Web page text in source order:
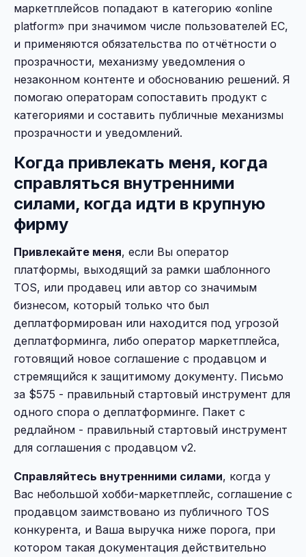
маркетплейсов попадают в категорию «online
platform» при значимом числе пользователей ЕС,
и применяются обязательства по отчётности о
прозрачности, механизму уведомления о
незаконном контенте и обоснованию решений. Я
помогаю операторам сопоставить продукт с
категориями и составить публичные механизмы
прозрачности и уведомлений.
Когда привлекать меня, когда
справляться внутренними
силами, когда идти в крупную
фирму
Привлекайте меня, если Вы оператор
платформы, выходящий за рамки шаблонного
TOS, или продавец или автор со значимым
бизнесом, который только что был
деплатформирован или находится под угрозой
деплатформинга, либо оператор маркетплейса,
готовящий новое соглашение с продавцом и
стремящийся к защитимому документу. Письмо
за $575 - правильный стартовый инструмент для
одного спора о деплатформинге. Пакет с
редлайном - правильный стартовый инструмент
для соглашения с продавцом v2.
Справляйтесь внутренними силами, когда у
Вас небольшой хобби-маркетплейс, соглашение с
продавцом заимствовано из публичного TOS
конкурента, и Ваша выручка ниже порога, при
котором такая документация действительно